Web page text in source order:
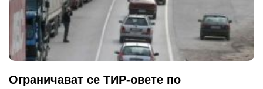
Ограничават се ТИР-овете по